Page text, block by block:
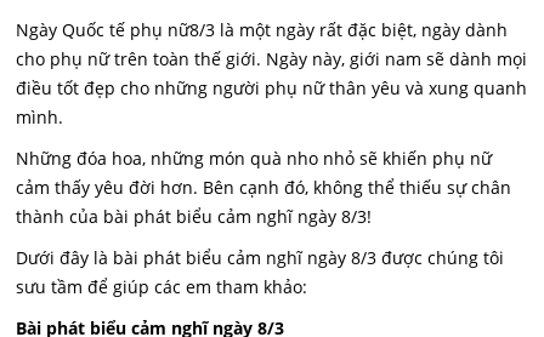
Ngày Quốc tế phụ nữ8/3 là một ngày rất đặc biệt, ngày dành
cho phụ nữ trên toàn thế giới. Ngày này, giới nam sẽ dành mọi
điều tốt đẹp cho những người phụ nữ thân yêu và xung quanh
mình.
Những đóa hoa, những món quà nho nhỏ sẽ khiến phụ nữ
cảm thấy yêu đời hơn. Bên cạnh đó, không thể thiếu sự chân
thành của bài phát biểu cảm nghĩ ngày 8/3!
Dưới đây là bài phát biểu cảm nghĩ ngày 8/3 được chúng tôi
sưu tầm để giúp các em tham khảo:
Bài phát biểu cảm nghĩ ngày 8/3